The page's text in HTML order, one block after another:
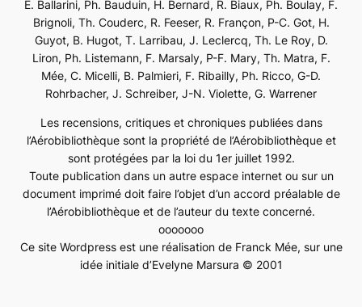
E. Ballarini, Ph. Bauduin, H. Bernard, R. Biaux, Ph. Boulay, F.
Brignoli, Th. Couderc, R. Feeser, R. Françon, P-C. Got, H.
Guyot, B. Hugot, T. Larribau, J. Leclercq, Th. Le Roy, D.
Liron, Ph. Listemann, F. Marsaly, P-F. Mary, Th. Matra, F.
Mée, C. Micelli, B. Palmieri, F. Ribailly, Ph. Ricco, G-D.
Rohrbacher, J. Schreiber, J-N. Violette, G. Warrener
Les recensions, critiques et chroniques publiées dans
l’Aérobibliothèque sont la propriété de l’Aérobibliothèque et
sont protégées par la loi du 1er juillet 1992.
Toute publication dans un autre espace internet ou sur un
document imprimé doit faire l’objet d’un accord préalable de
l’Aérobibliothèque et de l’auteur du texte concerné.
ooooooo
Ce site Wordpress est une réalisation de Franck Mée, sur une
idée initiale d’Evelyne Marsura © 2001